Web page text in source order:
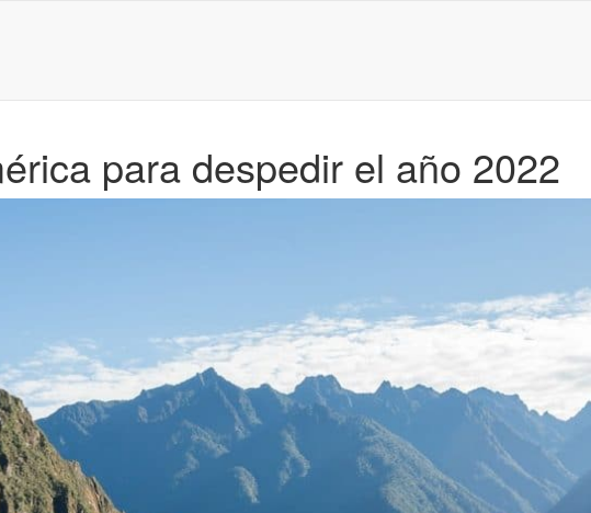
para despedir el año 2022